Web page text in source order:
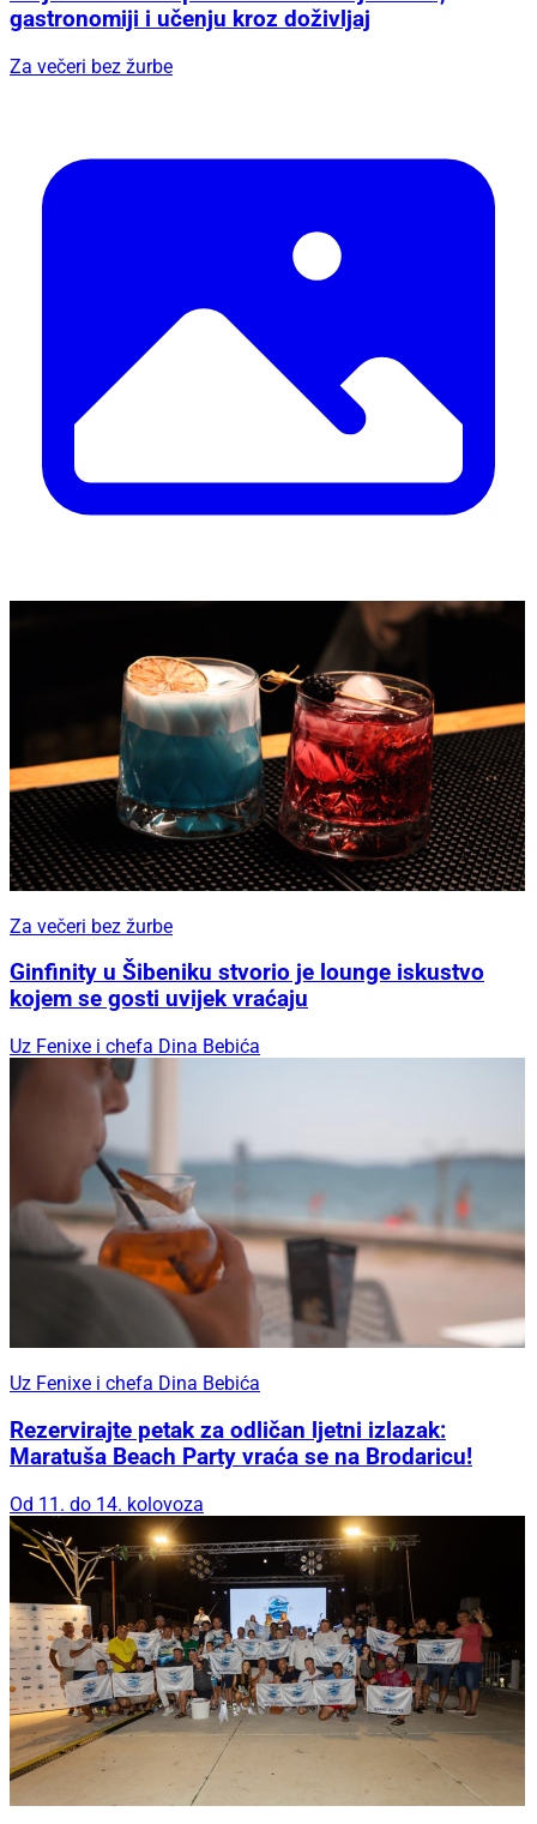
gastronomiji i učenju kroz doživljaj
Za večeri bez žurbe
Za večeri bez žurbe
Ginfinity u Šibeniku stvorio je lounge iskustvo
kojem se gosti uvijek vraćaju
Uz Fenixe i chefa Dina Bebića
Uz Fenixe i chefa Dina Bebića
Rezervirajte petak za odličan ljetni izlazak:
Maratuša Beach Party vraća se na Brodaricu!
Od 11. do 14. kolovoza